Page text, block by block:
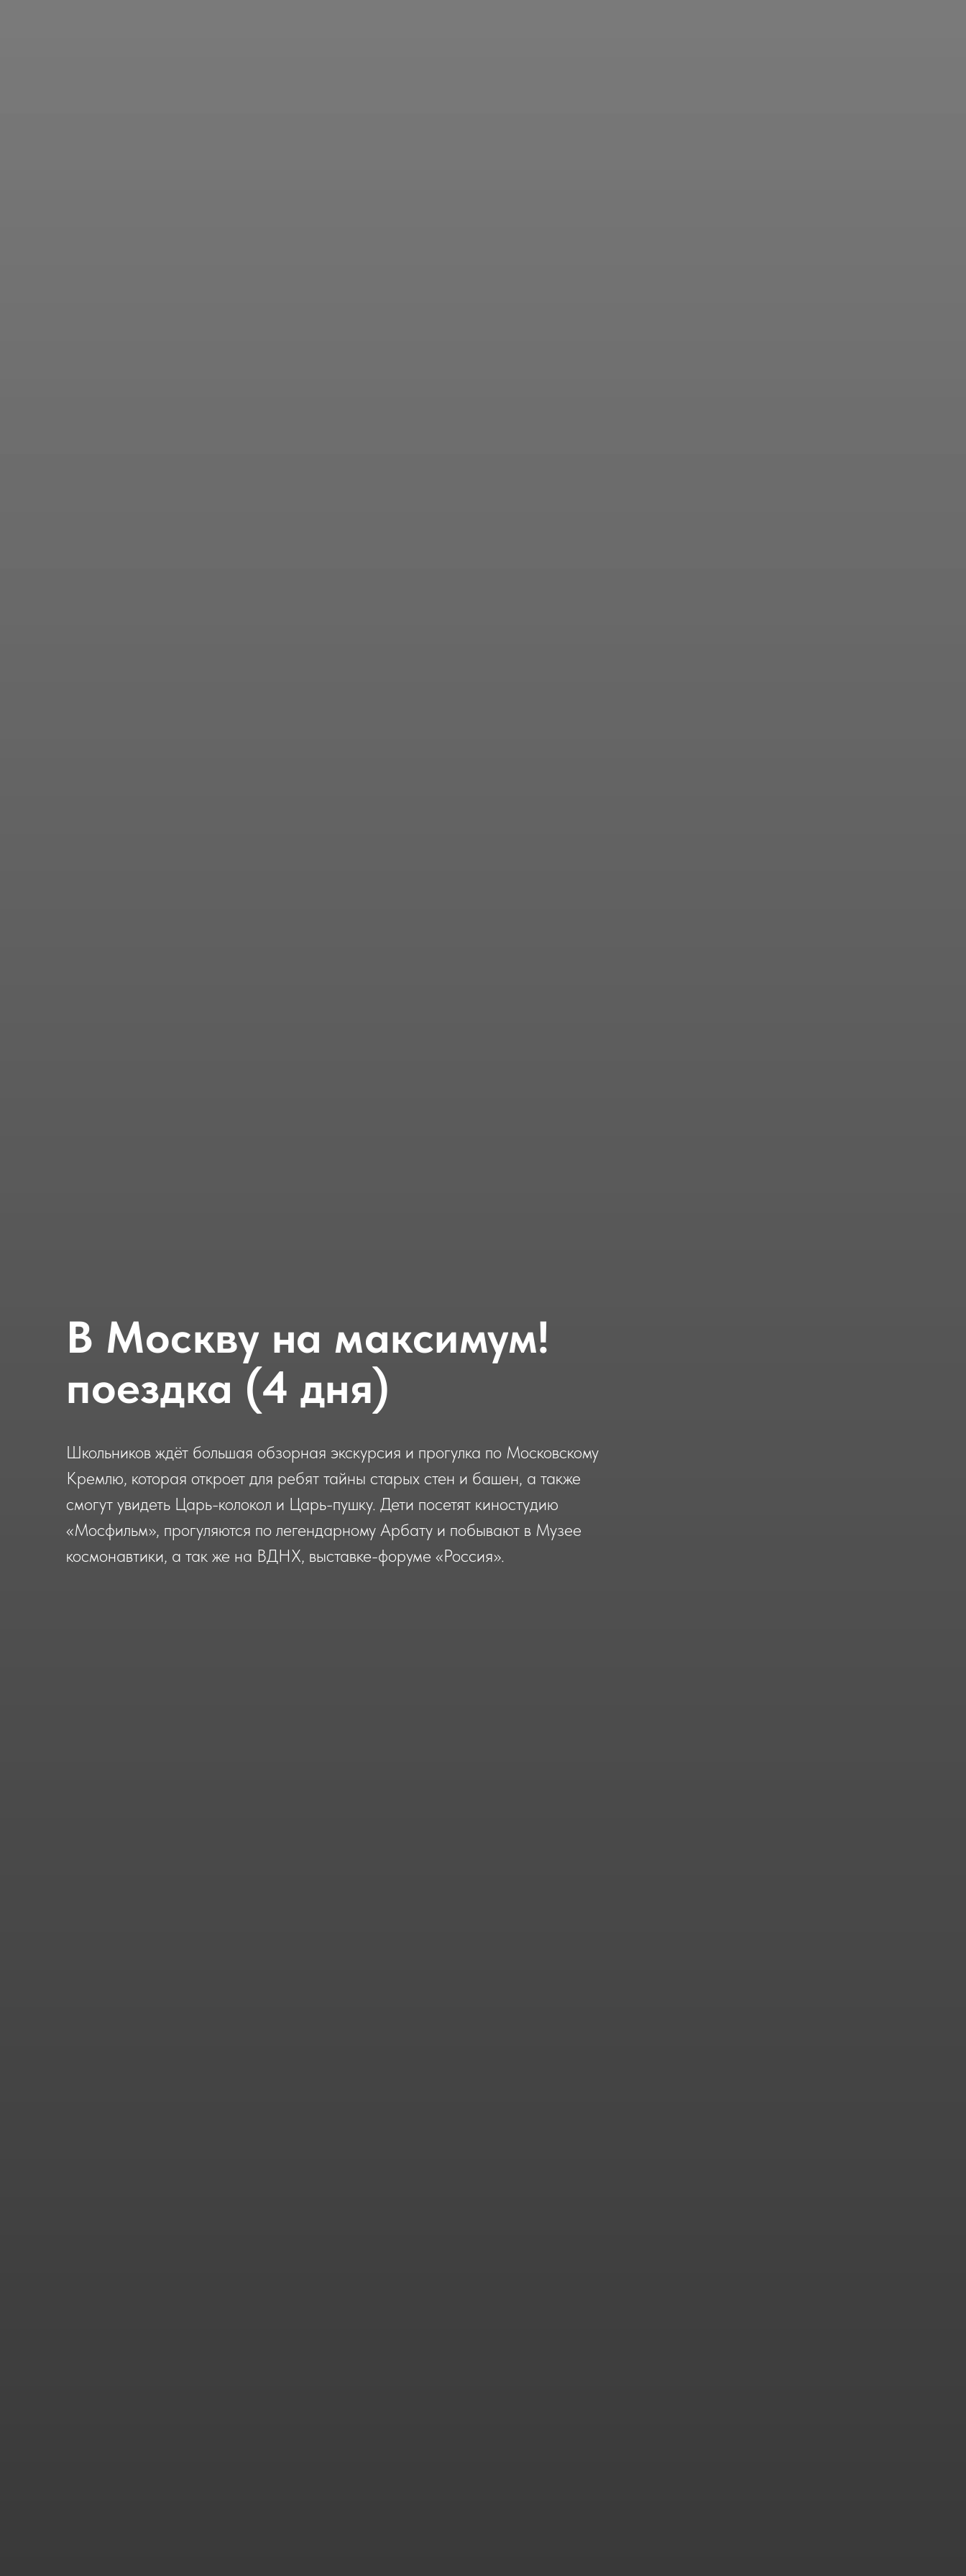
В Москву на максимум!
поездка (4 дня)
Школьников ждёт большая обзорная экскурсия и прогулка по Московскому
Кремлю, которая откроет для ребят тайны старых стен и башен, а также
смогут увидеть Царь-колокол и Царь-пушку. Дети посетят киностудию
«Мосфильм», прогуляются по легендарному Арбату и побывают в Музее
космонавтики, а так же на ВДНХ, выставке-форуме «Россия».